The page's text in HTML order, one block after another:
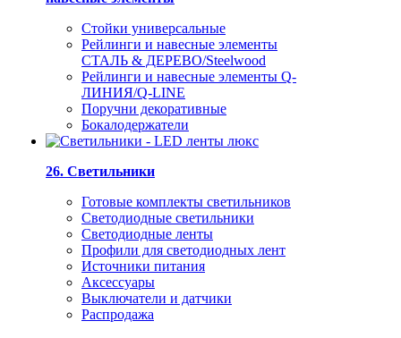
Стойки универсальные
Рейлинги и навесные элементы
СТАЛЬ & ДЕРЕВО/Steelwood
Рейлинги и навесные элементы Q-
ЛИНИЯ/Q-LINE
Поручни декоративные
Бокалодержатели
26. Светильники
Готовые комплекты светильников
Светодиодные светильники
Светодиодные ленты
Профили для светодиодных лент
Источники питания
Аксессуары
Выключатели и датчики
Распродажа